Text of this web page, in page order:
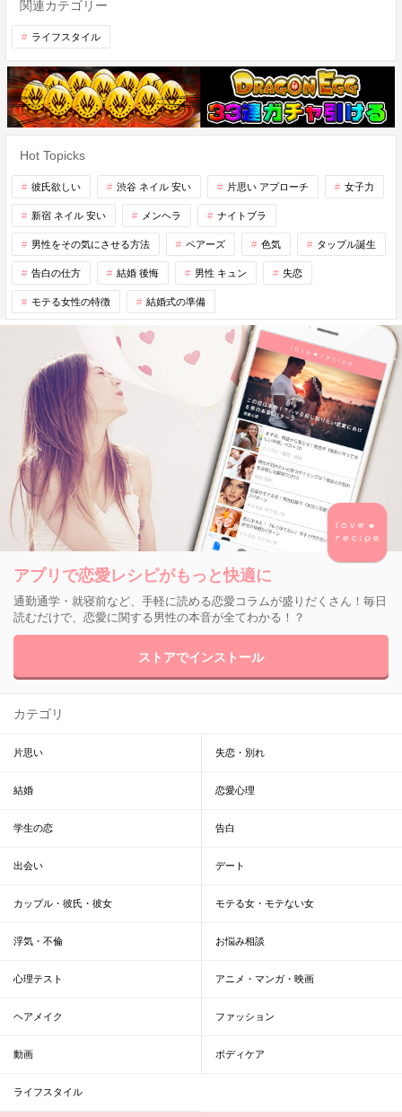
関連カテゴリー
ライフスタイル
Hot Topicks
彼氏欲しい 渋谷 ネイル 安い 片思い アプローチ 女子力
新宿 ネイル 安い メンヘラ ナイトブラ
男性をその気にさせる方法 ペアーズ 色気 タップル誕生
告白の仕方 結婚 後悔 男性 キュン 失恋
モテる女性の特徴 結婚式の準備
アプリで恋愛レシピがもっと快適に
通勤通学・就寝前など、手軽に読める恋愛コラムが盛りだくさん！毎日
読むだけで、恋愛に関する男性の本音が全てわかる！？
ストアでインストール
カテゴリ
片思い 失恋・別れ
結婚 恋愛心理
学生の恋 告白
出会い デート
カップル・彼氏・彼女 モテる女・モテない女
浮気・不倫 お悩み相談
心理テスト アニメ・マンガ・映画
ヘアメイク ファッション
動画 ボディケア
ライフスタイル